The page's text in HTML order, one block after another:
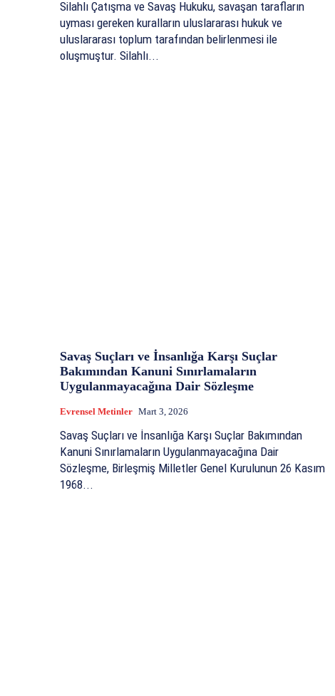
Silahlı Çatışma ve Savaş Hukuku, savaşan tarafların
uyması gereken kuralların uluslararası hukuk ve
uluslararası toplum tarafından belirlenmesi ile
oluşmuştur. Silahlı...
Savaş Suçları ve İnsanlığa Karşı Suçlar
Bakımından Kanuni Sınırlamaların
Uygulanmayacağına Dair Sözleşme
Evrensel Metinler Mart 3, 2026
Savaş Suçları ve İnsanlığa Karşı Suçlar Bakımından
Kanuni Sınırlamaların Uygulanmayacağına Dair
Sözleşme, Birleşmiş Milletler Genel Kurulunun 26 Kasım
1968...